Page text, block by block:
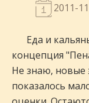
2011-
Еда и
концепция
Не знаю, новые
показалось